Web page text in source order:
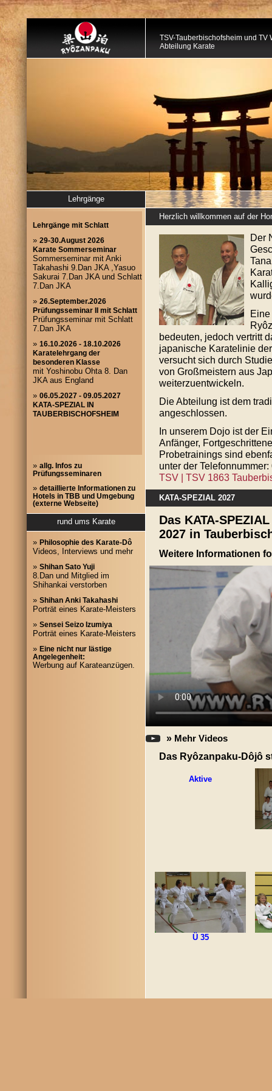
TSV-Tauberbischofsheim und TV
Abteilung Karate
Lehrgänge
» allg. Infos zu
Prüfungsseminaren
» detaillierte Informationen zu
Hotels in TBB und Umgebung
(externe Webseite)
rund ums Karate
» Philosophie des Karate-Dô
Videos, Interviews und mehr
» Shihan Sato Yuji
8.Dan und Mitglied im
Shihankai verstorben
» Shihan Anki Takahashi
Porträt eines Karate-Meisters
» Sensei Seizo Izumiya
Porträt eines Karate-Meisters
» Eine nicht nur lästige
Angelegenheit:
Werbung auf Karateanzügen.
Herzlich willkommen auf der
Der
bedeuten, jedoch vertritt
japanische Karatelinie
versucht sich durch
von Großmeistern aus
weiterzuentwickeln.
Die Abteilung ist dem
angeschlossen.
In unserem Dojo ist der
Anfänger,
Probetrainings sind
unter der
TSV | TSV 1863
KATA-SPEZIAL 2027
Das KATA-
2027 in
Weitere Informationen
» Mehr Videos
Das Ryôzanpaku-Dôjô
Aktive
Ü 35